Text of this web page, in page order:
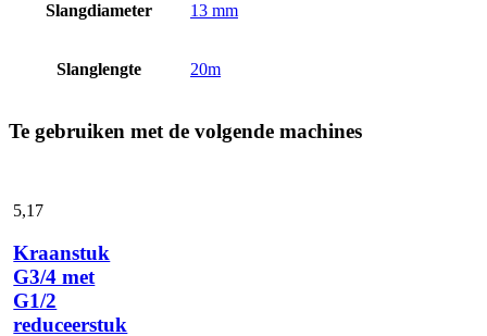
Slangdiameter 13 mm
Slanglengte 20m
Te gebruiken met de volgende machines
5,17
Kraanstuk
G3/4 met
G1/2
reduceerstuk